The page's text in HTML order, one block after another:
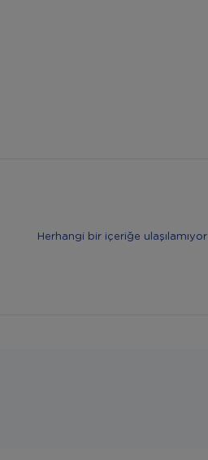
Herhangi bir içeriğe ulaşılamıyor